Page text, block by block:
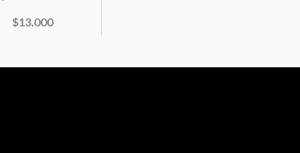
$13.000